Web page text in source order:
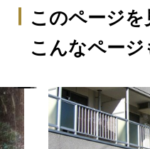
このページを
こんなペー